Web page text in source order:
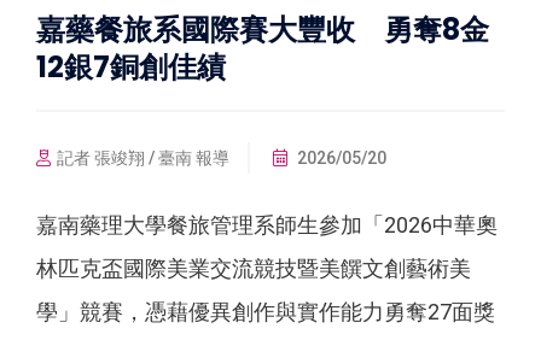
嘉藥餐旅系國際賽大豐收 勇奪8金
12銀7銅創佳績
記者 張竣翔 / 臺南 報導 2026/05/20
嘉南藥理大學餐旅管理系師生參加「2026中華奧
林匹克盃國際美業交流競技暨美饌文創藝術美
學」競賽，憑藉優異創作與實作能力勇奪27面獎